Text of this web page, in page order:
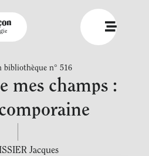
bibliothèque n° 516
mes champs :
Jacques